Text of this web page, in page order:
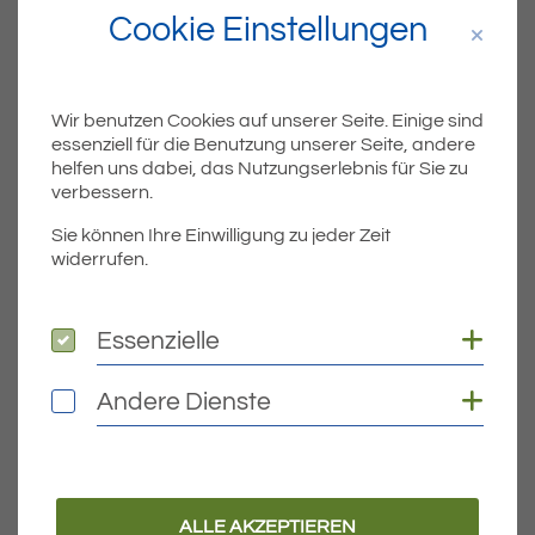
B. –Langenargen über den Änderungsbeschluss und die
Veröffentlicht am:
22.11.2023
Öffentliche Bekanntmachung des
Gemeindeverwaltungsverbandes
Cookie Einstellungen
Wir benutzen Cookies auf unserer Seite. Einige sind
essenziell für die Benutzung unserer Seite, andere
helfen uns dabei, das Nutzungserlebnis für Sie zu
verbessern.
Sie können Ihre Einwilligung zu jeder Zeit
widerrufen.
Essenzielle
Essenzielle
Andere Dienste
Andere Dienste
ALLE AKZEPTIEREN